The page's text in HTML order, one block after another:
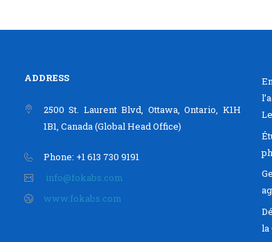
ADDRESS
2500 St. Laurent Blvd, Ottawa, Ontario, K1H
1B1, Canada (Global Head Office)
Phone: +1 613 730 9191
info@fokabs.com
www.fokabs.com
la